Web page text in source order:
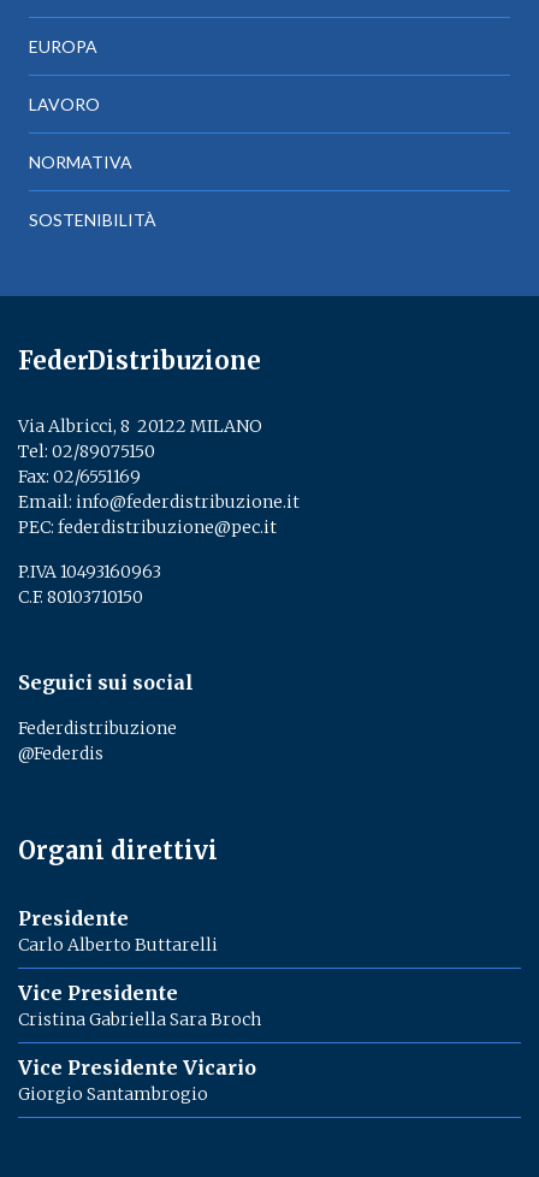
EUROPA
LAVORO
NORMATIVA
SOSTENIBILITÀ
FederDistribuzione
Via Albricci, 8 ­ 20122 MILANO
Tel: 02/89075150
Fax: 02/6551169
Email: info@federdistribuzione.it
PEC: federdistribuzione@pec.it
P.IVA 10493160963
C.F. 80103710150
Seguici sui social
Federdistribuzione
@Federdis
Organi direttivi
Presidente
Carlo Alberto Buttarelli
Vice Presidente
Cristina Gabriella Sara Broch
Vice Presidente Vicario
Giorgio Santambrogio